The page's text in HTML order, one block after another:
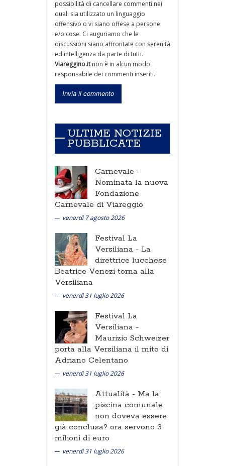
possibilità di cancellare commenti nei
quali sia utilizzato un linguaggio
offensivo o vi siano offese a persone
e/o cose. Ci auguriamo che le
discussioni siano affrontate con serenità
ed intelligenza da parte di tutti.
Viareggino.itnon è in alcun modo
responsabile dei commenti inseriti.
ULTIME NOTIZIE
PUBBLICATE
Carnevale -
Nominata la nuova
Fondazione
Carnevale di Viareggio
venerdì 7 agosto 2026
Festival La
Versiliana - La
direttrice lucchese
Beatrice Venezi torna alla
Versiliana
venerdì 31 luglio 2026
Festival La
Versiliana -
Maurizio Schweizer
porta alla Versiliana il mito di
Adriano Celentano
venerdì 31 luglio 2026
Attualità - Ma la
piscina comunale
non doveva essere
già conclusa? ora servono 3
milioni di euro
venerdì 31 luglio 2026